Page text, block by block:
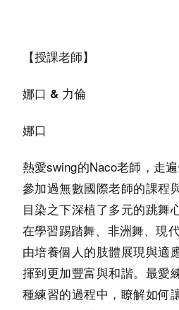
【授課老師】
娜口 & 力倫
娜口
熱愛swing的Naco老師，走
參加過無數國際老師的課程
目染之下深植了多元的跳舞
在學習踢踏舞、非洲舞、現
由培養個人的肢體展現與適
揮到更加豐富與和諧。最愛
種練習的過程中，瞭解如何